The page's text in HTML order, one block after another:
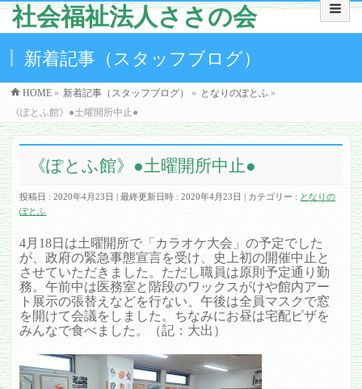
社会福祉法人ささの会
新着記事（スタッフブログ）
HOME » 新着記事（スタッフブログ） » となりのぽとふ »
《ぽとふ館》●土曜開所中止●
《ぽとふ館》●土曜開所中止●
投稿日 : 2020年4月23日 最終更新日時 : 2020年4月23日 カテゴリー : となりの
ぽとふ
4月18日は土曜開所で「カラオケ大会」の予定でした
が、政府の緊急事態宣言を受け、史上初の開催中止と
させていただきました。ただし職員は原則予定通り勤
務。午前中は医務室と階段のワックスがけや館内アー
ト展示の張替えなどを行ない、午後は全員マスクで窓
を開けて会議をしました。ちなみにお昼は宅配ピザを
みんなで食べました。（記：大出）